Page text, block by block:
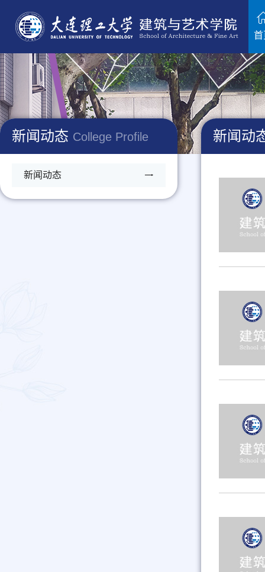
首
新闻动态 College Profile
新闻动态
新闻动